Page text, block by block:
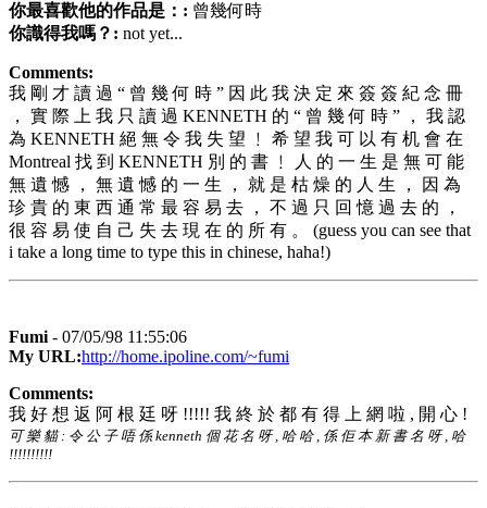
你最喜歡他的作品是：: 曾幾何時
你識得我嗎？: not yet...
Comments:
我 剛 才 讀 過 “ 曾 幾 何 時 ” 因 此 我 決 定 來 簽 簽 紀 念 冊
， 實 際 上 我 只 讀 過 KENNETH 的 “ 曾 幾 何 時 ” ， 我 認
為 KENNETH 絕 無 令 我 失 望 ﹗ 希 望 我 可 以 有 机 會 在
Montreal 找 到 KENNETH 別 的 書 ﹗ 人 的 一 生 是 無 可 能
無 遺 憾 ， 無 遺 憾 的 一 生 ， 就 是 枯 燥 的 人 生 ， 因 為
珍 貴 的 東 西 通 常 最 容 易 去 ， 不 過 只 回 憶 過 去 的 ，
很 容 易 使 自 己 失 去 現 在 的 所 有 。 (guess you can see that
i take a long time to type this in chinese, haha!)
Fumi - 07/05/98 11:55:06
My URL:http://home.ipoline.com/~fumi
Comments:
我 好 想 返 阿 根 廷 呀 !!!!! 我 終 於 都 有 得 上 網 啦 , 開 心 !
可 樂 貓 : 令 公 子 唔 係 kenneth 個 花 名 呀 , 哈 哈 , 係 佢 本 新 書 名 呀 , 哈
!!!!!!!!!!